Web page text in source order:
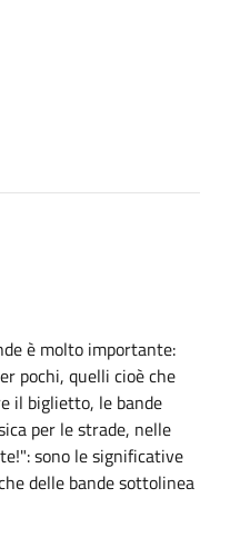
è molto importante:
pochi, quelli cioè che
il biglietto, le bande
per le strade, nelle
sono le significative
delle bande sottolinea